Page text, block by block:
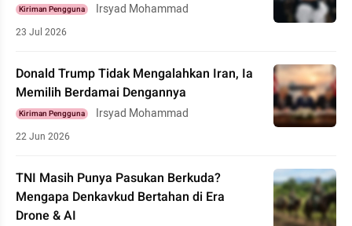
Kiriman Pengguna Irsyad Mohammad
23 Jul 2026
Donald Trump Tidak Mengalahkan Iran, Ia
Memilih Berdamai Dengannya
Kiriman Pengguna Irsyad Mohammad
22 Jun 2026
TNI Masih Punya Pasukan Berkuda?
Mengapa Denkavkud Bertahan di Era
Drone & AI